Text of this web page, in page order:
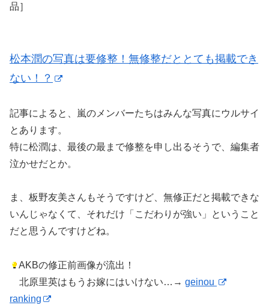
品］
松本潤の写真は要修整！無修整だととても掲載でき
ない！？
記事によると、嵐のメンバーたちはみんな写真にウルサイ
とあります。
特に松潤は、最後の最まで修整を申し出るそうで、編集者
泣かせだとか。
ま、板野友美さんもそうですけど、無修正だと掲載できな
いんじゃなくて、それだけ「こだわりが強い」ということ
だと思うんですけどね。
AKBの修正前画像が流出！
北原里英はもうお嫁にはいけない…→ geinou
ranking